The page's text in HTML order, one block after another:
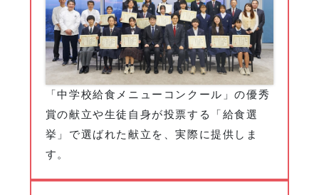
「中学校給食メニューコンクール」の優秀
賞の献立や生徒自身が投票する「給食選
挙」で選ばれた献立を、実際に提供しま
す。